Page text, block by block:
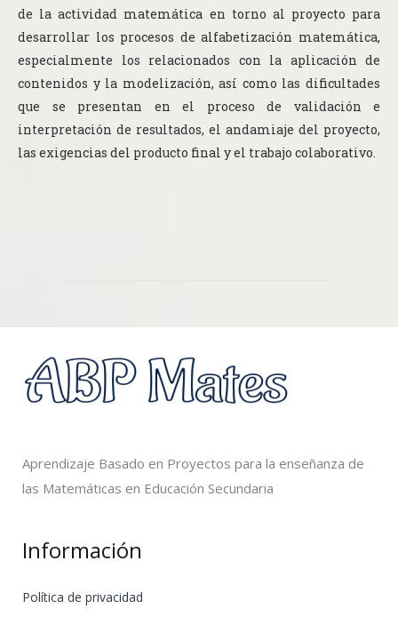
de la actividad matemática en torno al proyecto para
desarrollar los procesos de alfabetización matemática,
especialmente los relacionados con la aplicación de
contenidos y la modelización, así como las dificultades
que se presentan en el proceso de validación e
interpretación de resultados, el andamiaje del proyecto,
las exigencias del producto final y el trabajo colaborativo.
Aprendizaje Basado en Proyectos para la enseñanza de
las Matemáticas en Educación Secundaria
Información
Política de privacidad